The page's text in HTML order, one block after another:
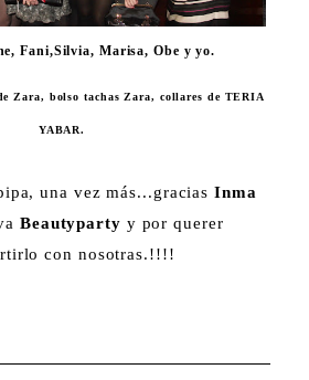
Fani,Silvia, Marisa, Obe y yo.
Zara, bolso tachas Zara, collares de TERIA
YABAR.
una vez más...gracias Inma
Beautyparty y por querer
con nosotras.!!!!